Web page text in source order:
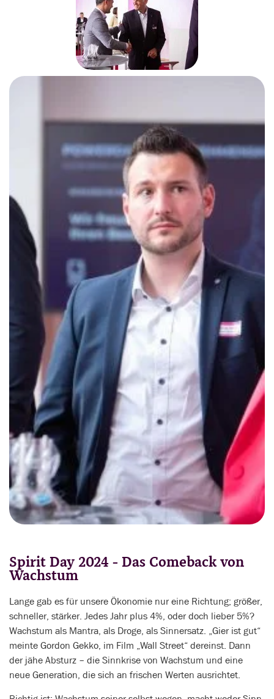
Spirit Day 2024 - Das Comeback von
Wachstum
Lange gab es für unsere Ökonomie nur eine Richtung; größer,
schneller, stärker. Jedes Jahr plus 4%, oder doch lieber 5%?
Wachstum als Mantra, als Droge, als Sinnersatz. „Gier ist gut“
meinte Gordon Gekko, im Film „Wall Street“ dereinst. Dann
der jähe Absturz – die Sinnkrise von Wachstum und eine
neue Generation, die sich an frischen Werten ausrichtet.